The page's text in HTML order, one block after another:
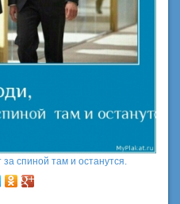
за спиной там и останутся.